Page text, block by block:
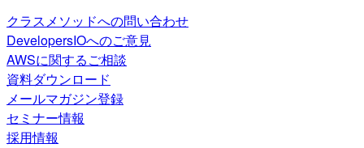
クラスメソッドへの問い合わせ
DevelopersIOへのご意見
AWSに関するご相談
資料ダウンロード
メールマガジン登録
セミナー情報
採用情報